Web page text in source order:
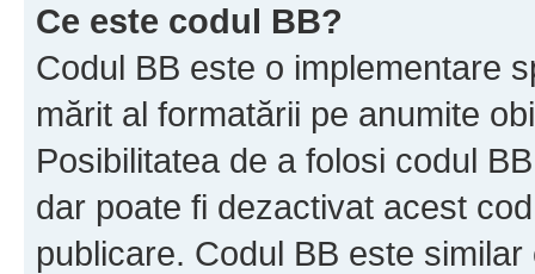
Ce este codul BB?
Codul BB este o implementare
mărit al formatării pe anumite
Posibilitatea de a folosi codul
dar poate fi dezactivat acest
publicare. Codul BB este